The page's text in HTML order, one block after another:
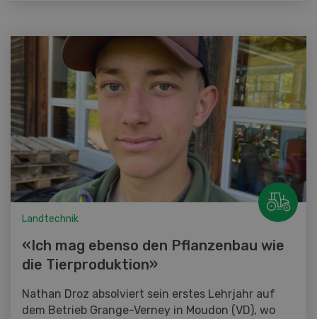
Landtechnik
«Ich mag ebenso den Pflanzenbau wie
die Tierproduktion»
Nathan Droz absolviert sein erstes Lehrjahr auf
dem Betrieb Grange-Verney in Moudon (VD), wo